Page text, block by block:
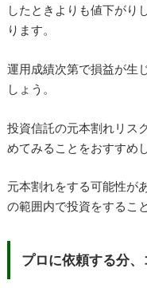
したときよりも値下がり
ります。
運用成績次第で損益が生
しょう。
投資信託の元本割れリス
めてみることをおすすめし
元本割れをする可能性が
の範囲内で投資をするこ
プロに依頼する分